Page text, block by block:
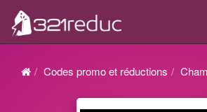
Codes promo et réductions